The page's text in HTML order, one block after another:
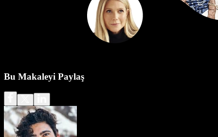
Bu Makaleyi Paylaş